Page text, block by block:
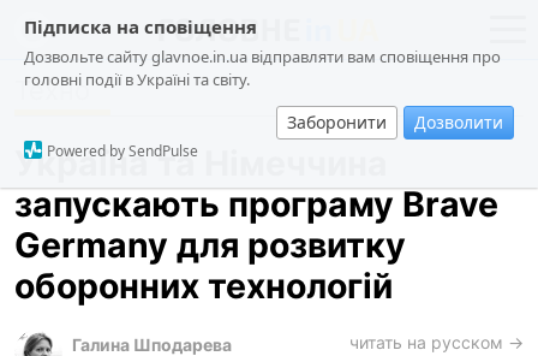
Підписка на сповіщення
Дозвольте сайту glavnoe.in.ua відправляти вам сповіщення про
головні події в Україні та світу.
Заборонити Дозволити
Powered by SendPulse
новини
про проєкт
суспільство
події
кримінал
техно
Техно
Україна та Німеччина
запускають програму Brave
Germany для розвитку
оборонних технологій
Галина Шподарева
читать на русском →